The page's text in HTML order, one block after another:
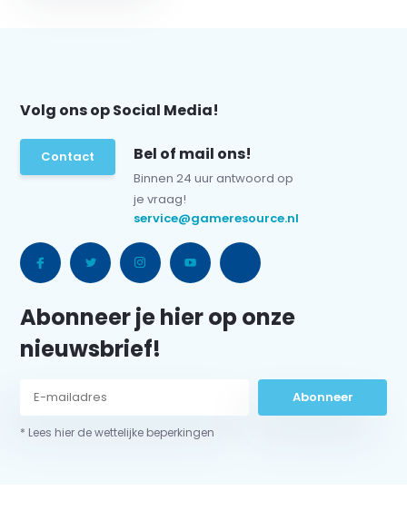
Volg ons op Social Media!
Contact Bel of mail ons!
Binnen 24 uur antwoord op
je vraag!
service@gameresource.nl
Abonneer je hier op onze
nieuwsbrief!
Abonneer
* Lees hier de wettelijke beperkingen